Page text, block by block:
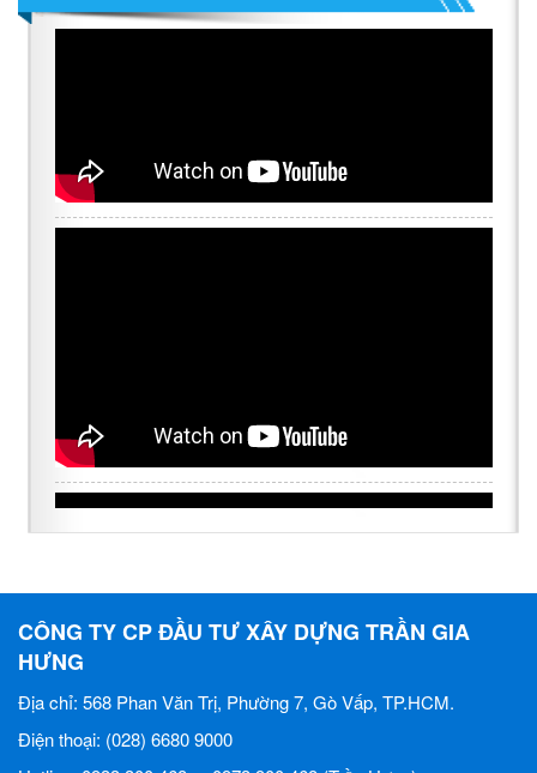
CÔNG TY CP ĐẦU TƯ XÂY DỰNG TRẦN GIA
HƯNG
Địa chỉ: 568 Phan Văn Trị, Phường 7, Gò Vấp, TP.HCM.
Điện thoại: (028) 6680 9000